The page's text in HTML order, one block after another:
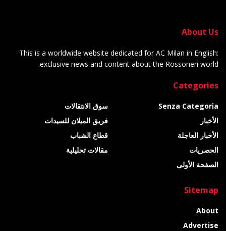
About Us
This is a worldwide website dedicated for AC Milan in English:
exclusive news and content about the Rossoneri world.
Categories
Senza Categoria
الأخبار
الأخبار العاجلة
الحصريات
الصفحة الأولى
سوق الانتقالات
فريق الميلان للسيدات
قطاع الشباب
مقالات تحليلية
Sitemap
About
Advertise